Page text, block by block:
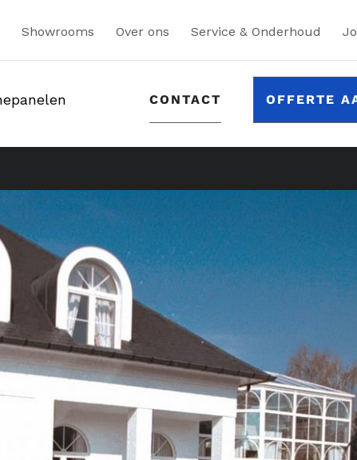
Showrooms Over ons Service & Onderhoud
CONTACT OFFERTE